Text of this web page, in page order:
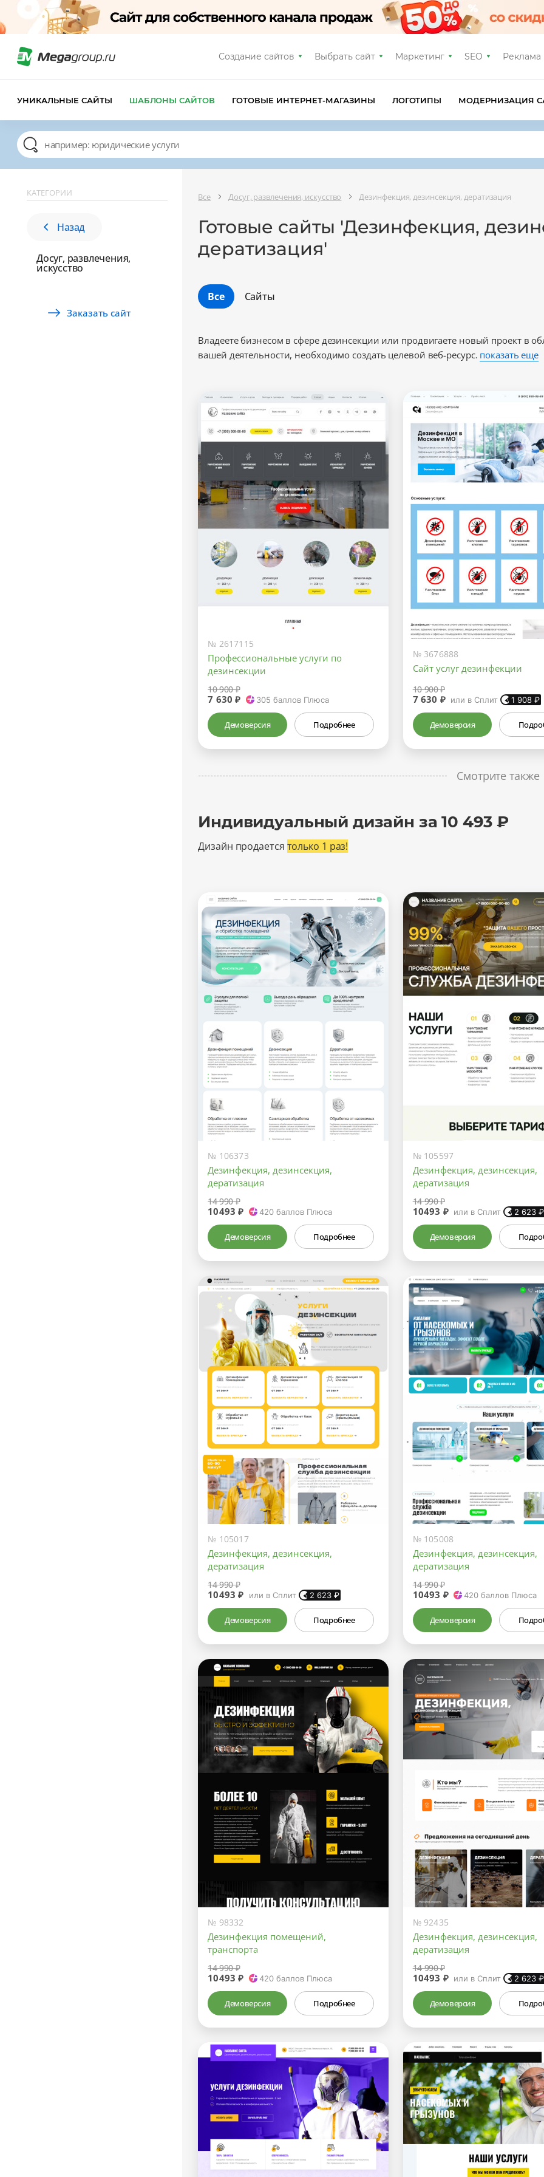
Создание сайтов Выбрать сайт Маркетинг SEO Реклама
УНИКАЛЬНЫЕ САЙТЫ ШАБЛОНЫ САЙТОВ ГОТОВЫЕ ИНТЕРНЕТ-МАГАЗИНЫ ЛОГОТИПЫ МОДЕРНИЗАЦИЯ
КАТЕГОРИИ
Назад
Досуг, развлечения,
искусство
Заказать сайт
Все Досуг, развлечения, искусство Дeзинфекция, дeзинсекция, дератизация
Готовые сайты 'Дeзинфекция,
дератизация'
Все Сайты
Владеете бизнесом в сфере дезинсекции или продвигаете новый проект в
вашей деятельности, необходимо создать целевой веб-ресурс. показать еще
№ 2617115
Профессиональные услуги по
дезинсекции
10 900 ₽
7 630 ₽ 305 баллов Плюса
Демоверсия Подробнее
№ 3676888
Сайт услуг дезинфекции
10 900 ₽
7 630 ₽ или в Сплит 1 908 ₽
Демоверсия
Смотрите также
Индивидуальный дизайн за 10 493 ₽
Дизайн продается только 1 раз!
№ 106373
Дезинфекция, дезинсекция,
дератизация
14 990 ₽
10493 ₽ 420баллов Плюса
Демоверсия Подробнее
№ 105597
Дезинфекция, дезинсекция,
дератизация
14 990 ₽
10493 ₽ или в Сплит 2 623 ₽
Демоверсия
№ 105017
Дeзинфекция, дeзинсекция,
дератизация
14 990 ₽
10493 ₽ или в Сплит 2 623₽
Демоверсия Подробнее
№ 105008
Дeзинфекция, дeзинсекция,
дератизация
14 990 ₽
10493 ₽ 420 баллов Плюса
Демоверсия
№ 98332
Дезинфекция помещений,
транспорта
14 990 ₽
10493 ₽ 420баллов Плюса
Демоверсия Подробнее
№ 92435
Дезинфекция, дезинсекция,
дератизация
14 990 ₽
10493 ₽ или в Сплит 2 623 ₽
Демоверсия